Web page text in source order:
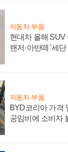
자동차·부품
현대차 올해 SUV
랜저·아반떼 '세
자동차·부품
BYD코리아 가격
공임비에 소비자